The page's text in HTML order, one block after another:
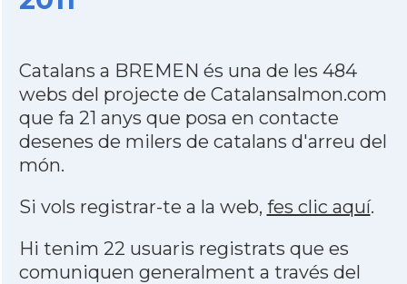
Catalans a BREMEN és una de les 484
webs del projecte de Catalansalmon.com
que fa 21 anys que posa en contacte
desenes de milers de catalans d'arreu del
món.
Si vols registrar-te a la web, fes clic aquí.
Hi tenim 22 usuaris registrats que es
comuniquen generalment a través del